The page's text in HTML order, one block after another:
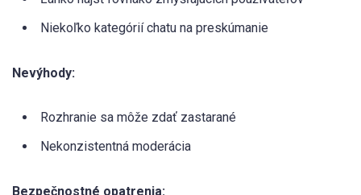
Niekoľko kategórií chatu na preskúmanie
Nevýhody:
Rozhranie sa môže zdať zastarané
Nekonzistentná moderácia
Bezpečnostné opatrenia: